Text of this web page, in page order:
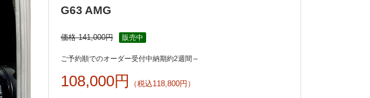
G63 AMG
価格 141,000円 販売中
ご予約順でのオーダー受付中納期約2週間～
108,000円 （税込118,800円）